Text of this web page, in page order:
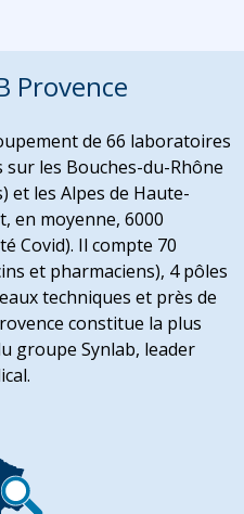
Provence
de 66 laboratoires
les Bouches-du-Rhône
et les Alpes de Haute-
en moyenne, 6000
Covid). Il compte 70
et pharmaciens), 4 pôles
techniques et près de
constitue la plus
groupe Synlab, leader